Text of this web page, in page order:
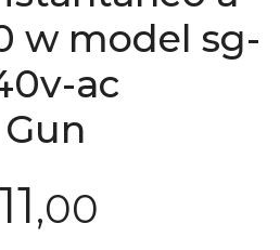
w model sg-
ac
11,00